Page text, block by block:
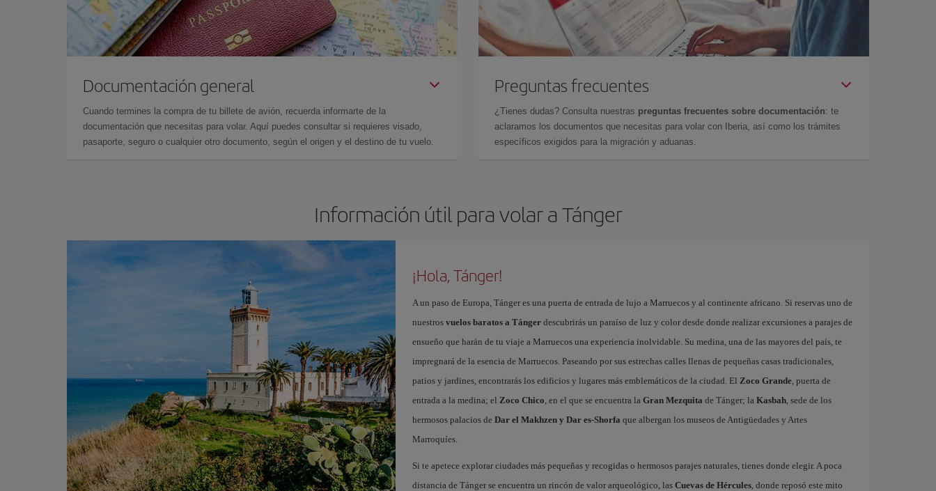
Documentación general
Cuando termines la compra de tu billete de avión, recuerda informarte de la
documentación que necesitas para volar. Aquí puedes consultar si requieres visado,
pasaporte, seguro o cualquier otro documento, según el origen y el destino de tu vuelo.
Preguntas frecuentes
¿Tienes dudas? Consulta nuestras preguntas frecuentes sobre documentación: te
aclaramos los documentos que necesitas para volar con Iberia, así como los trámites
específicos exigidos para la migración y aduanas.
Información útil para volar a Tánger
¡Hola, Tánger!
A un paso de Europa, Tánger es una puerta de entrada de lujo a Marruecos y al continente africano. Si reservas uno de
nuestros vuelos baratos a Tángerdescubrirás un paraíso de luz y color desde donde realizar excursiones a parajes de
ensueño que harán de tu viaje a Marruecos una experiencia inolvidable. Su medina, una de las mayores del país, te
impregnará de la esencia de Marruecos. Paseando por sus estrechas calles llenas de pequeñas casas tradicionales,
patios y jardines, encontrarás los edificios y lugares más emblemáticos de la ciudad. El Zoco Grande, puerta de
entrada a la medina; el Zoco Chico, en el que se encuentra la Gran Mezquita de Tánger; la Kasbah, sede de los
hermosos palacios de Dar el Makhzen y Dar es-Shorfa que albergan los museos de Antigüedades y Artes
Marroquíes.
Si te apetece explorar ciudades más pequeñas y recogidas o hermosos parajes naturales, tienes donde elegir. A poca
distancia de Tánger se encuentra un rincón de valor arqueológico, las Cuevas de Hércules, donde reposó este mito